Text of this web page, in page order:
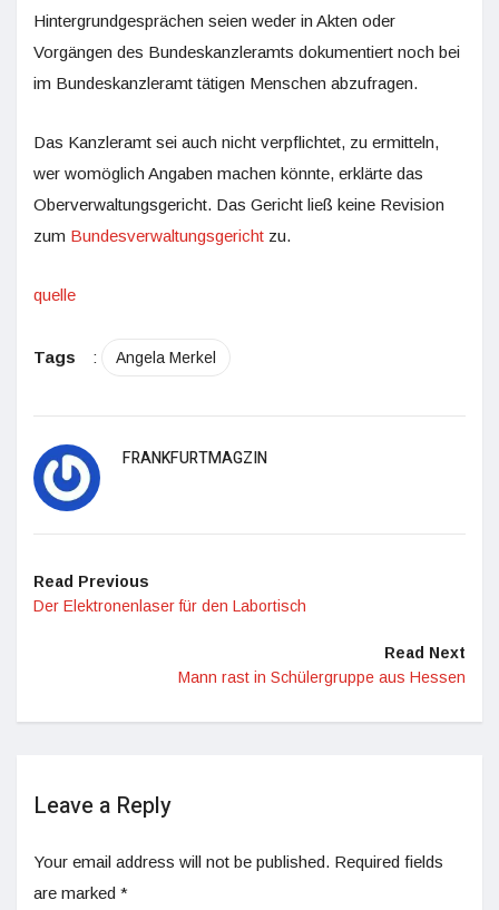
Hintergrundgesprächen seien weder in Akten oder
Vorgängen des Bundeskanzleramts dokumentiert noch bei
im Bundeskanzleramt tätigen Menschen abzufragen.
Das Kanzleramt sei auch nicht verpflichtet, zu ermitteln,
wer womöglich Angaben machen könnte, erklärte das
Oberverwaltungsgericht. Das Gericht ließ keine Revision
zum Bundesverwaltungsgericht zu.
quelle
Tags : Angela Merkel
FRANKFURTMAGZIN
Read Previous
Der Elektronenlaser für den Labortisch
Read Next
Mann rast in Schülergruppe aus Hessen
Leave a Reply
Your email address will not be published. Required fields
are marked *